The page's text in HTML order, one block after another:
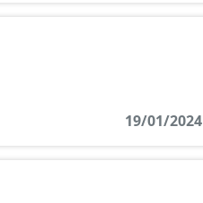
19/01/2024